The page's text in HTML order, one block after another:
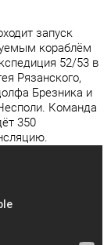
запуск
кораблём
52/53 в
Рязанского,
Брезника и
Команда
350